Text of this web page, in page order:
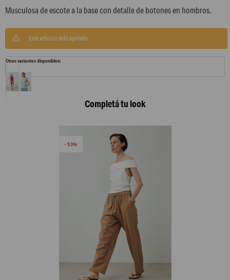
Musculosa de escote a la base con detalle de botones en hombros.
Este artículo está agotado.
Otras variantes disponibles:
Completá tu look
53